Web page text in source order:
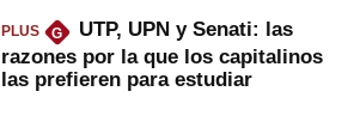
PLUS G
UTP, UPN y Senati: las
razones por la que los capitalinos
las prefieren para estudiar